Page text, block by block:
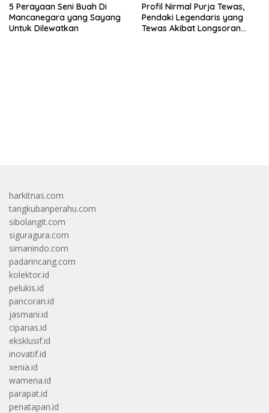
5 Perayaan Seni Buah Di
Mancanegara yang Sayang
Untuk Dilewatkan
Profil Nirmal Purja Tewas,
Pendaki Legendaris yang
Tewas Akibat Longsoran
harkitnas.com
tangkubanperahu.com
sibolangit.com
siguragura.com
simanindo.com
padarincang.com
kolektor.id
pelukis.id
pancoran.id
jasmani.id
cipanas.id
eksklusif.id
inovatif.id
xenia.id
wamena.id
parapat.id
penatapan.id